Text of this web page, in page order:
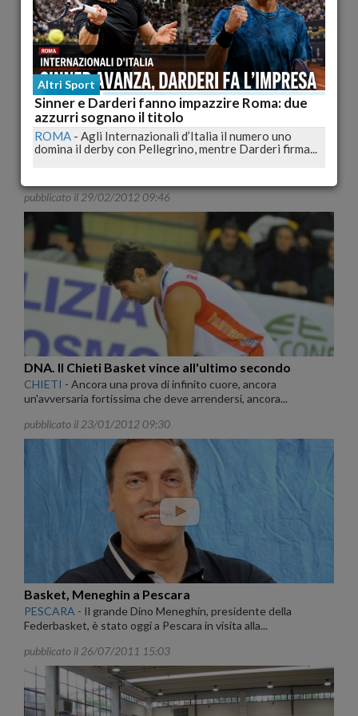
Bls Chieti Basket: ingaggiato Iannone
CHIETI-La BLS Pallacanestro Chieti comunica di aver
pubblicato il 29/02/2012 09:46
DNA. Il Chieti Basket vince all'ultimo secondo
CHIETI - Ancora una prova di infinito cuore, ancora
un'avversaria fortissima che deve arrendersi, ancora...
pubblicato il 23/01/2012 09:30
Basket, Meneghin a Pescara
PESCARA - Il grande Dino Meneghin, presidente della
Federbasket, è stato oggi a Pescara in visita alla...
pubblicato il 26/07/2011 15:03
Altri Sport
Sinner e Darderi fanno impazzire Roma: due
azzurri sognano il titolo
ROMA - Agli Internazionali d’Italia il numero uno
domina il derby con Pellegrino, mentre Darderi firma...